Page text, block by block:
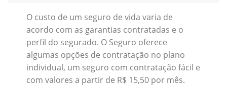
O custo de um seguro de vida varia de
acordo com as garantias contratadas e o
perfil do segurado. O Seguro oferece
algumas opções de contratação no plano
individual, um seguro com contratação fácil e
com valores a partir de R$ 15,50 por mês.